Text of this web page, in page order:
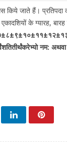
जाते हैं। प्रतिपदा
के ग्यारह,
नम: